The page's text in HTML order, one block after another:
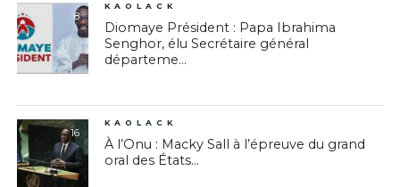
8
KAOLACK
Diomaye Président : Papa Ibrahima
Senghor, élu Secrétaire général
départeme...
16
KAOLACK
À l’Onu : Macky Sall à l’épreuve du grand
oral des États...